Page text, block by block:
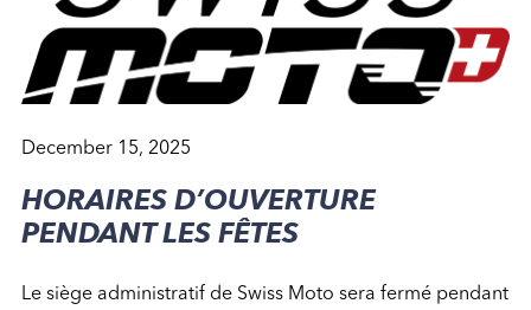
December 15, 2025
HORAIRES D’OUVERTURE
PENDANT LES FÊTES
Le siège administratif de Swiss Moto sera fermé pendant